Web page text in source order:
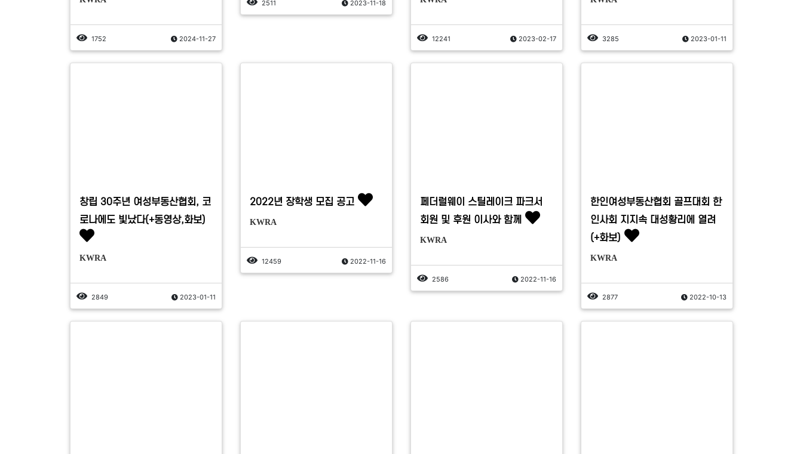
1752 2024-11-27
2511 2023-11-18
12241 2023-02-17 3285 2023-01-11
창립 30주년 여성부동산협회, 코
로나에도 빛났다(+동영상,화보)
KWRA
2849 2023-01-11
2022년 장학생 모집 공고
KWRA
12459 2022-11-16
페더럴웨이 스틸레이크 파크서
회원 및 후원 이사와 함께
KWRA
2586 2022-11-16
한인여성부동산협회 골프대회 한
인사회 지지속 대성황리에 열려
(+화보)
KWRA
2877 2022-10-13